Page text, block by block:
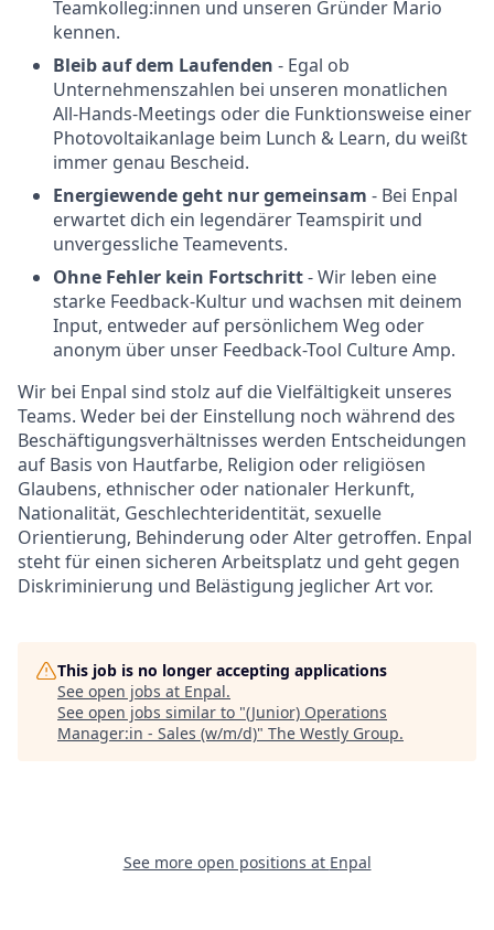
Teamkolleg:innen und unseren Gründer Mario
kennen.
Bleib auf dem Laufenden - Egal ob
Unternehmenszahlen bei unseren monatlichen
All-Hands-Meetings oder die Funktionsweise einer
Photovoltaikanlage beim Lunch & Learn, du weißt
immer genau Bescheid.
Energiewende geht nur gemeinsam - Bei Enpal
erwartet dich ein legendärer Teamspirit und
unvergessliche Teamevents.
Ohne Fehler kein Fortschritt- Wir leben eine
starke Feedback-Kultur und wachsen mit deinem
Input, entweder auf persönlichem Weg oder
anonym über unser Feedback-Tool Culture Amp.
Wir bei Enpal sind stolz auf die Vielfältigkeit unseres
Teams. Weder bei der Einstellung noch während des
Beschäftigungsverhältnisses werden Entscheidungen
auf Basis von Hautfarbe, Religion oder religiösen
Glaubens, ethnischer oder nationaler Herkunft,
Nationalität, Geschlechteridentität, sexuelle
Orientierung, Behinderung oder Alter getroffen. Enpal
steht für einen sicheren Arbeitsplatz und geht gegen
Diskriminierung und Belästigung jeglicher Art vor.
This job is no longer accepting applications
See open jobs at Enpal.
See open jobs similar to "(Junior) Operations
Manager:in - Sales (w/m/d)" The Westly Group.
See more open positions at Enpal